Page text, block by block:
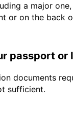
a major
or on the back
passport or
documents
sufficient.